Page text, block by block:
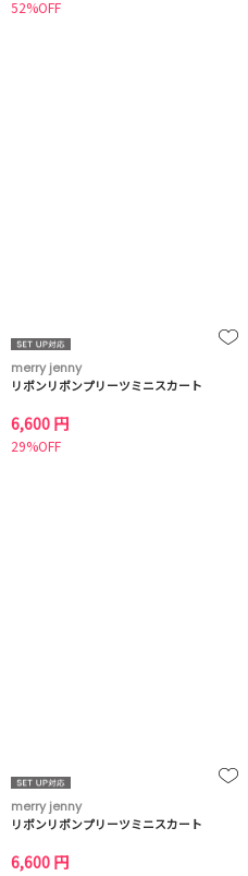
52%OFF
merry jenny
リボンリボンプリーツミニスカート
6,600 円
29%OFF
merry jenny
リボンリボンプリーツミニスカート
6,600 円